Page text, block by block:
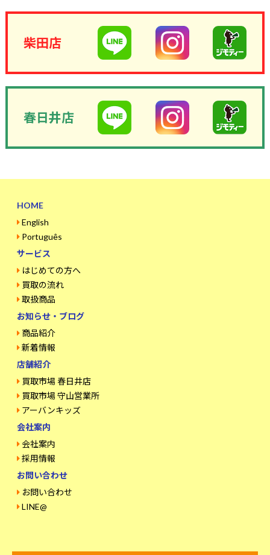
柴田店
春日井店
HOME
English
Português
サービス
はじめての方へ
買取の流れ
取扱商品
お知らせ・ブログ
商品紹介
新着情報
店舗紹介
買取市場 春日井店
買取市場 守山営業所
アーバンキッズ
会社案内
会社案内
採用情報
お問い合わせ
お問い合わせ
LINE@